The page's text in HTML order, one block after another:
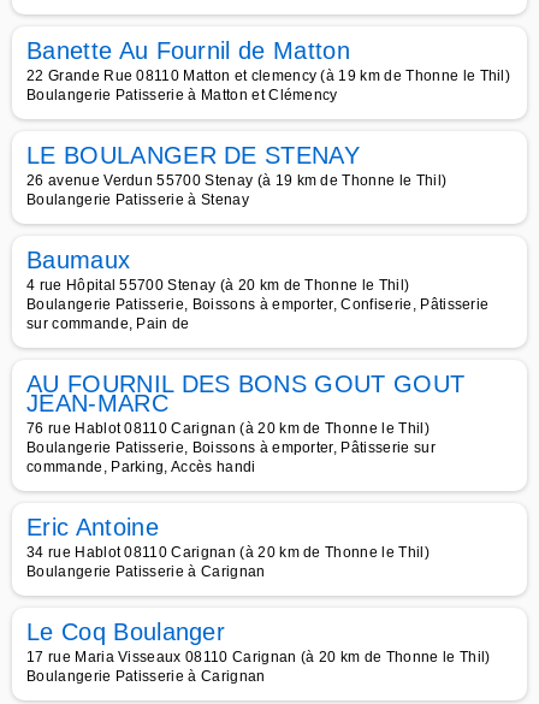
Banette Au Fournil de Matton
22 Grande Rue 08110 Matton et clemency (à 19 km de Thonne le Thil)
Boulangerie Patisserie à Matton et Clémency
LE BOULANGER DE STENAY
26 avenue Verdun 55700 Stenay (à 19 km de Thonne le Thil)
Boulangerie Patisserie à Stenay
Baumaux
4 rue Hôpital 55700 Stenay (à 20 km de Thonne le Thil)
Boulangerie Patisserie, Boissons à emporter, Confiserie, Pâtisserie
sur commande, Pain de
AU FOURNIL DES BONS GOUT GOUT
JEAN-MARC
76 rue Hablot 08110 Carignan (à 20 km de Thonne le Thil)
Boulangerie Patisserie, Boissons à emporter, Pâtisserie sur
commande, Parking, Accès handi
Eric Antoine
34 rue Hablot 08110 Carignan (à 20 km de Thonne le Thil)
Boulangerie Patisserie à Carignan
Le Coq Boulanger
17 rue Maria Visseaux 08110 Carignan (à 20 km de Thonne le Thil)
Boulangerie Patisserie à Carignan